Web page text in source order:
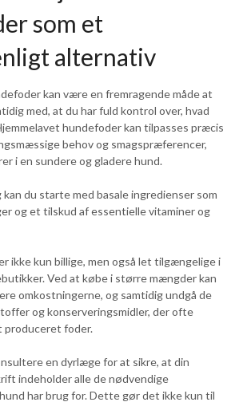
som et
alternativ
kan være en fremragende måde at
med, at du har fuld kontrol over, hvad
hundefoder kan tilpasses præcis
behov og smagspræferencer,
i en sundere og gladere hund.
kan du starte med basale ingredienser som
og et tilskud af essentielle vitaminer og
ikke kun billige, men også let tilgængelige i
Ved at købe i større mængder kan
omkostningerne, og samtidig undgå de
og konserveringsmidler, der ofte
produceret foder.
en dyrlæge for at sikre, at din
indeholder alle de nødvendige
har brug for. Dette gør det ikke kun til